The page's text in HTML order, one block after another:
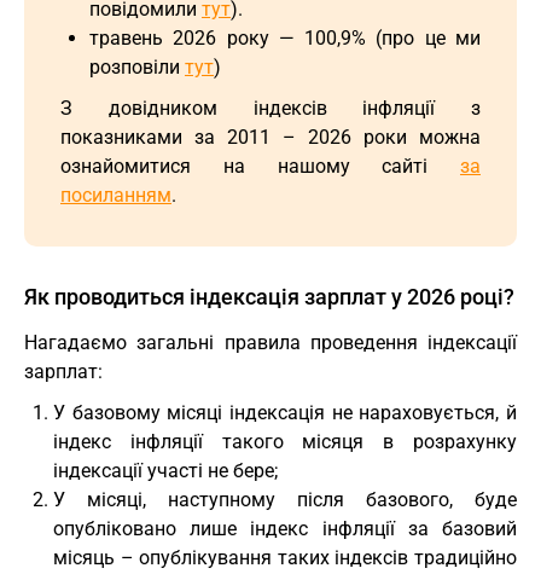
повідомили тут).
травень 2026 року — 100,9% (про це ми
розповіли тут)
З довідником індексів інфляції з
показниками за 2011 – 2026 роки можна
ознайомитися на нашому сайті за
посиланням.
Як проводиться індексація зарплат у 2026 році?
Нагадаємо загальні правила проведення індексації
зарплат:
У базовому місяці індексація не нараховується, й
індекс інфляції такого місяця в розрахунку
індексації участі не бере;
У місяці, наступному після базового, буде
опубліковано лише індекс інфляції за базовий
місяць – опублікування таких індексів традиційно